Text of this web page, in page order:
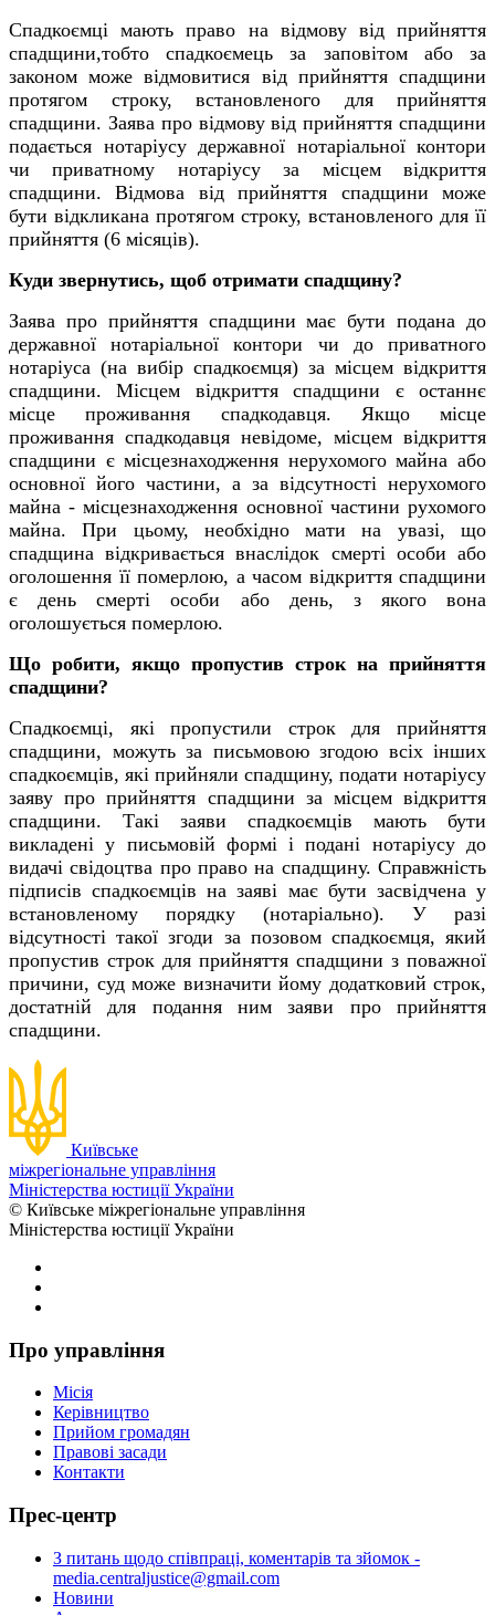
Спадкоємці мають право на відмову від прийняття
спадщини,тобто спадкоємець за заповітом або за
законом може відмовитися від прийняття спадщини
протягом строку, встановленого для прийняття
спадщини. Заява про відмову від прийняття спадщини
подається нотаріусу державної нотаріальної контори
чи приватному нотаріусу за місцем відкриття
спадщини. Відмова від прийняття спадщини може
бути відкликана протягом строку, встановленого для її
прийняття (6 місяців).
Куди звернутись, щоб отримати спадщину?
Заява про прийняття спадщини має бути подана до
державної нотаріальної контори чи до приватного
нотаріуса (на вибір спадкоємця) за місцем відкриття
спадщини. Місцем відкриття спадщини є останнє
місце проживання спадкодавця. Якщо місце
проживання спадкодавця невідоме, місцем відкриття
спадщини є місцезнаходження нерухомого майна або
основної його частини, а за відсутності нерухомого
майна - місцезнаходження основної частини рухомого
майна. При цьому, необхідно мати на увазі, що
спадщина відкривається внаслідок смерті особи або
оголошення її померлою, а часом відкриття спадщини
є день смерті особи або день, з якого вона
оголошується померлою.
Що робити, якщо пропустив строк на прийняття
спадщини?
Спадкоємці, які пропустили строк для прийняття
спадщини, можуть за письмовою згодою всіх інших
спадкоємців, які прийняли спадщину, подати нотаріусу
заяву про прийняття спадщини за місцем відкриття
спадщини. Такі заяви спадкоємців мають бути
викладені у письмовій формі і подані нотаріусу до
видачі свідоцтва про право на спадщину. Справжність
підписів спадкоємців на заяві має бути засвідчена у
встановленому порядку (нотаріально). У разі
відсутності такої згоди за позовом спадкоємця, який
пропустив строк для прийняття спадщини з поважної
причини, суд може визначити йому додатковий строк,
достатній для подання ним заяви про прийняття
спадщини.
Київське
міжрегіональне управління
Міністерства юстиції України
© Київське міжрегіональне управління
Міністерства юстиції України
Про управління
Місія
Керівництво
Прийом громадян
Правові засади
Контакти
Прес-центр
З питань щодо співпраці, коментарів та зйомок -
media.centraljustice@gmail.com
Новини